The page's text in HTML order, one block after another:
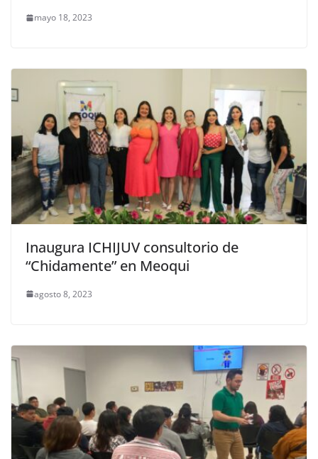
mayo 18, 2023
Inaugura ICHIJUV consultorio de
“Chidamente” en Meoqui
agosto 8, 2023